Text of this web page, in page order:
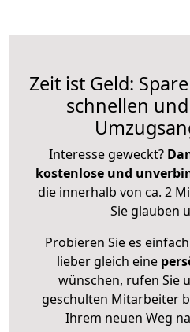
Zeit ist Geld:
schnellen
Interesse geweckt?
kostenlose und
die innerhalb von ca. 2
Sie glauben
Probieren Sie es
lieber gleich eine
wünschen, rufen Sie
geschulten Mitarbeiter
Ihrem neuen Weg